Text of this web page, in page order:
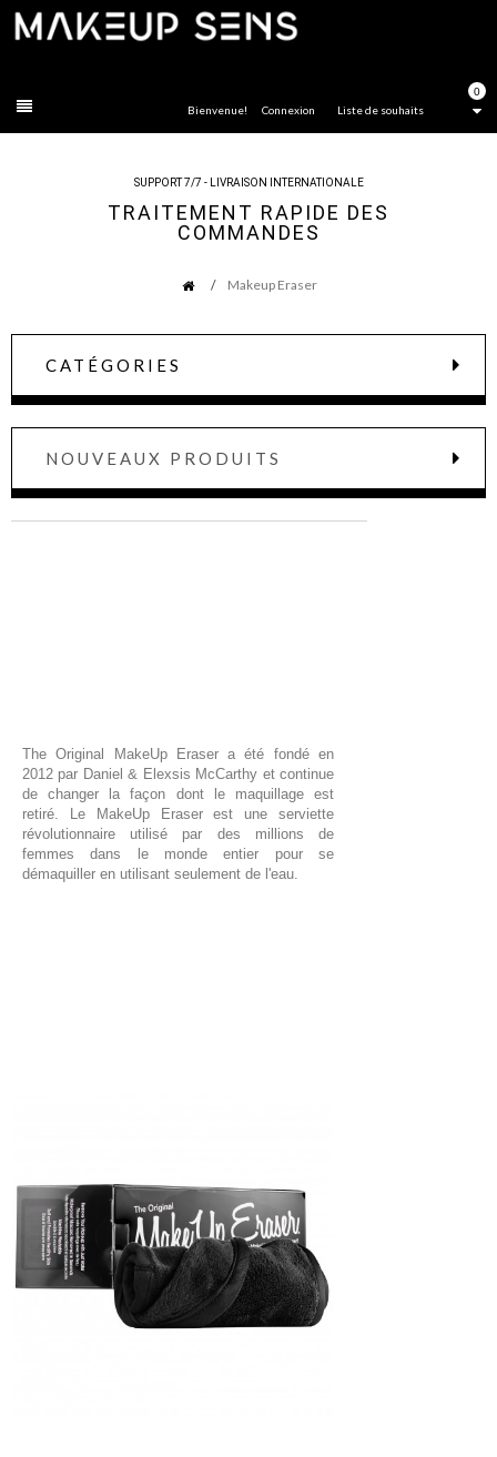
0
Liste de souhaits
Bienvenue! Connexion
SUPPORT 7/7 - LIVRAISON INTERNATIONALE
TRAITEMENT RAPIDE DES
COMMANDES
Makeup Eraser
CATÉGORIES
NOUVEAUX PRODUITS
The Original MakeUp Eraser a été fondé en
2012 par Daniel & Elexsis McCarthy et continue
de changer la façon dont le maquillage est
retiré. Le MakeUp Eraser est une serviette
révolutionnaire utilisé par des millions de
femmes dans le monde entier pour se
démaquiller en utilisant seulement de l'eau.